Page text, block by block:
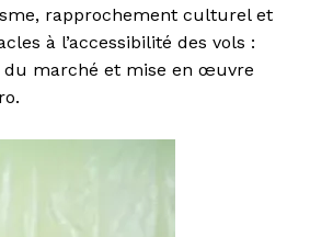
rapprochement culturel et
à l’accessibilité des vols :
du marché et mise en œuvre